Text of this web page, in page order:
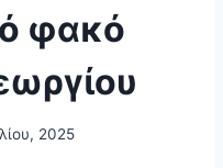
φακό
2025